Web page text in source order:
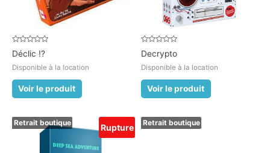
Note
0
5
Déclic !?
Disponible à la location
Voir le produit
Note
0
5
Decrypto
Disponible à la location
Voir le produit
Retrait boutique Rupture Retrait boutique